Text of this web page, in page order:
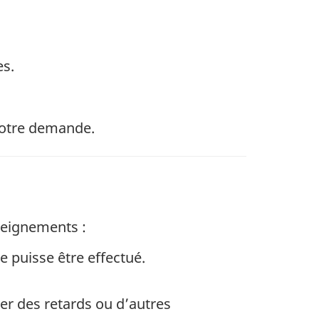
demande.
:
puisse être effectué.
des retards ou d’autres